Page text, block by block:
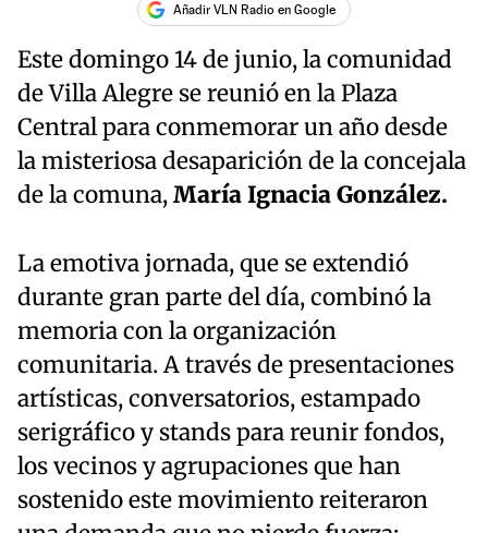
Añadir VLN Radio en Google
Este domingo 14 de junio, la comunidad
de Villa Alegre se reunió en la Plaza
Central para conmemorar un año desde
la misteriosa desaparición de la concejala
de la comuna,María Ignacia González.
La emotiva jornada, que se extendió
durante gran parte del día, combinó la
memoria con la organización
comunitaria. A través de presentaciones
artísticas, conversatorios, estampado
serigráfico y stands para reunir fondos,
los vecinos y agrupaciones que han
sostenido este movimiento reiteraron